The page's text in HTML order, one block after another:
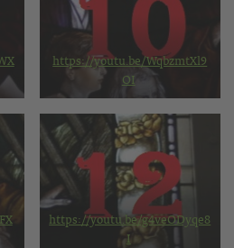
https://youtu.be/WqbzmtXl9
OI
https://youtu.be/g4veODyqe8
I